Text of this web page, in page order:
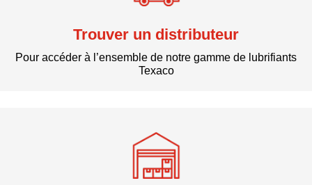
Trouver un distributeur
Pour accéder à l’ensemble de notre gamme de lubrifiants
Texaco